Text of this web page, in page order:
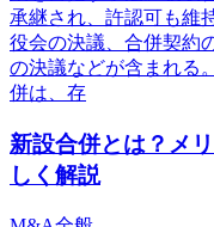
承継され、許認可も維
役会の決議、合併契約
の決議などが含まれる
併は、存
新設合併とは？メ
しく解説